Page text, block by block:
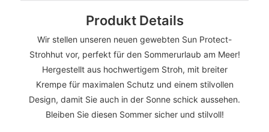
Produkt Details
Wir stellen unseren neuen gewebten Sun Protect-
Strohhut vor, perfekt für den Sommerurlaub am Meer!
Hergestellt aus hochwertigem Stroh, mit breiter
Krempe für maximalen Schutz und einem stilvollen
Design, damit Sie auch in der Sonne schick aussehen.
Bleiben Sie diesen Sommer sicher und stilvoll!